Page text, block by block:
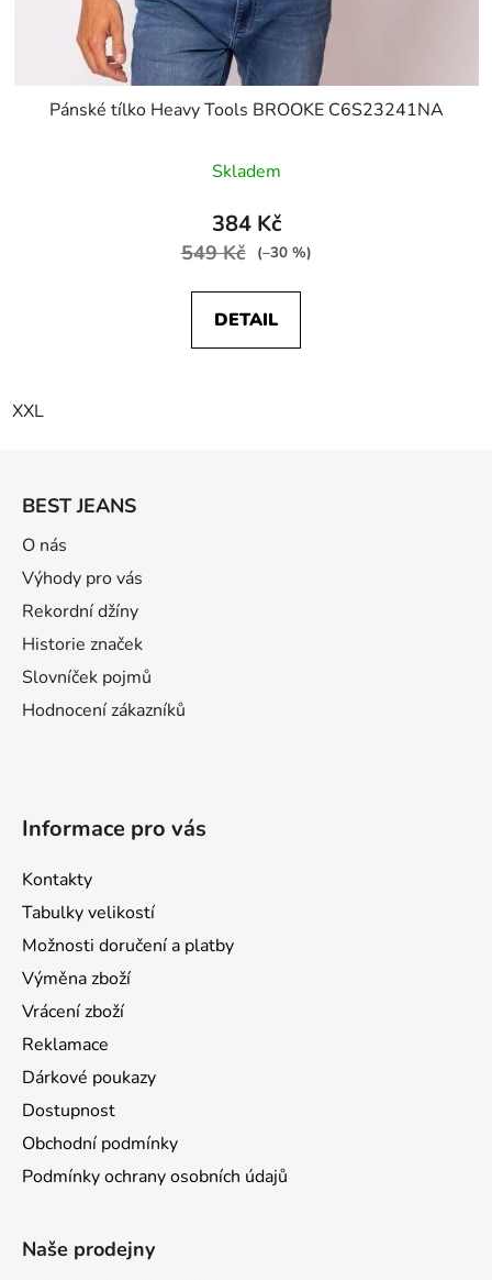
Pánské tílko Heavy Tools BROOKE C6S23241NA
Skladem
384 Kč
549 Kč (–30 %)
DETAIL
XXL
BEST JEANS
O nás
Výhody pro vás
Rekordní džíny
Historie značek
Slovníček pojmů
Hodnocení zákazníků
Informace pro vás
Kontakty
Tabulky velikostí
Možnosti doručení a platby
Výměna zboží
Vrácení zboží
Reklamace
Dárkové poukazy
Dostupnost
Obchodní podmínky
Podmínky ochrany osobních údajů
Naše prodejny